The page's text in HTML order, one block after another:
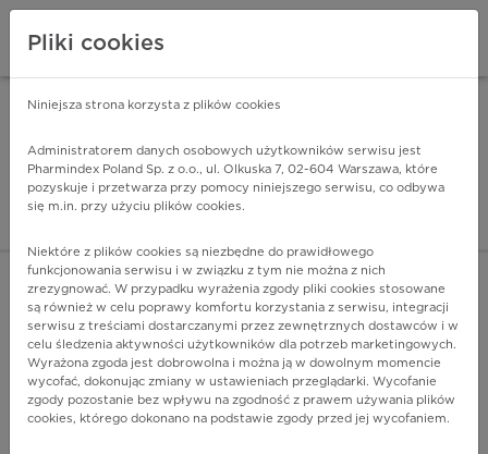
Pharmindex - lider
ZALOGUJ SIĘ
POKAŻ FILTRY
Pharmindex
Pliki cookies
Niniejsza strona korzysta z plików cookies
Administratorem danych osobowych użytkowników serwisu jest
Pharmindex Poland Sp. z o.o., ul. Olkuska 7, 02-604 Warszawa, które
pozyskuje i przetwarza przy pomocy niniejszego serwisu, co odbywa
się m.in. przy użyciu plików cookies.
Niektóre z plików cookies są niezbędne do prawidłowego
funkcjonowania serwisu i w związku z tym nie można z nich
zrezygnować. W przypadku wyrażenia zgody pliki cookies stosowane
są również w celu poprawy komfortu korzystania z serwisu, integracji
serwisu z treściami dostarczanymi przez zewnętrznych dostawców i w
celu śledzenia aktywności użytkowników dla potrzeb marketingowych.
Wyrażona zgoda jest dobrowolna i można ją w dowolnym momencie
wycofać, dokonując zmiany w ustawieniach przeglądarki. Wycofanie
zgody pozostanie bez wpływu na zgodność z prawem używania plików
cookies, którego dokonano na podstawie zgody przed jej wycofaniem.
ZA DARMO - w Google Play INSTALUJ